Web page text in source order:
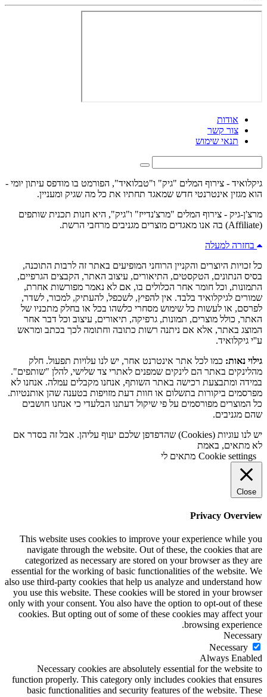
אודות
צור קשר
תנאי שימוש
גיקלואיד - צירוף המלים "גיק" ו"טבלואיד", הפורמט בו מודפס עיתון יומי -
הוא מגזין אינטרנטי חדש שמאגד תחתיו את כל מה שגיק ומעניין.
מרצ'ן-גיק - צירוף המלים "מרצ'נדייז" ו"גיק", היא חנות תכנית שותפים
(Affiliate) בה אנו מאגדים מוצרים מגניבים מרחבי הרשת.
בחזרה למעלה
כל זכויות היוצרים והקניין הרוחני המופיעים באתר זה לרבות התוכנה,
בסיס הנתונים, הטקסטים, התיאורים, עיצוב האתר, הקבצים הגרפיים,
התמונות, וכל חומר אחר הכלולים בו, אם לא נאמר מפורשות אחרת,
שמורים לגיקלואיד בלבד. אין להפיץ, לשכפל, להעתיק, למכור, לשדר,
לפרסם, או לעשות כל שימוש מסחרי כלשהו בכל או בחלק מתכניו של
האתר, כולל מוצרים, תמונות, גרפיקה, תיאורים, עיצוב וכל דבר אחר
המוצג באתר, אלא אם ניתנה רשות כתובה וחתומה לכך בכתב ומראש
ע''י גיקלואיד.
גילוי נאות: כמו לכל אתר אינטרנט אחר, יש לנו עלויות תפעול. חלק
מהלינקים באתר הם לינקים שמפנים לאתרי צד שלישי, להלן "שותפים".
במידה ומתבצעת רכישה באתר השותף, אנחנו מקבלים עמלה. אנחנו לא
מפרסמים ביקורות בתשלום או חוות דעת מזויפות בטענה שהן אותנטיות.
כל המוצרים מפורסמים על פי שיקול דעתנו הבלעדי כי אנחנו חושבים
שהם מגניבים.
יש לנו עוגיות (Cookies) שהדפדפן שלכם יעוף עליהן. אבל זה בסדר אם
לא מתאים, באמת
Cookie settings מתאים לי
Close
Privacy Overview
This website uses cookies to improve your experience while you
navigate through the website. Out of these, the cookies that are
categorized as necessary are stored on your browser as they are
essential for the working of basic functionalities of the website. We
also use third-party cookies that help us analyze and understand how
you use this website. These cookies will be stored in your browser
only with your consent. You also have the option to opt-out of these
cookies. But opting out of some of these cookies may affect your
browsing experience.
Necessary
Necessary
Always Enabled
Necessary cookies are absolutely essential for the website to
function properly. This category only includes cookies that ensures
basic functionalities and security features of the website. These